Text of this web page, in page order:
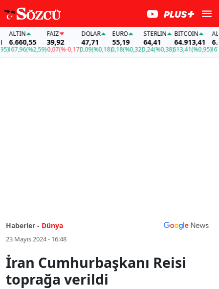
(%2,59)
39,92
-0,07(%-0,17)
DOLAR
47,71
0,09(%0,18)
EURO
55,19
0,18(%0,32)
STERLIN
64,41
0,24(%0,38)
BITCOIN
64.913,41
613,41(%0,95)
ALTIN
167,96
Haberler - Dünya
23 Mayıs 2024 - 16:48
İran Cumhurbaşkanı Reisi
toprağa verildi